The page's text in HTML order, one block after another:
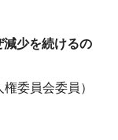
少を続けるの
委員会委員）